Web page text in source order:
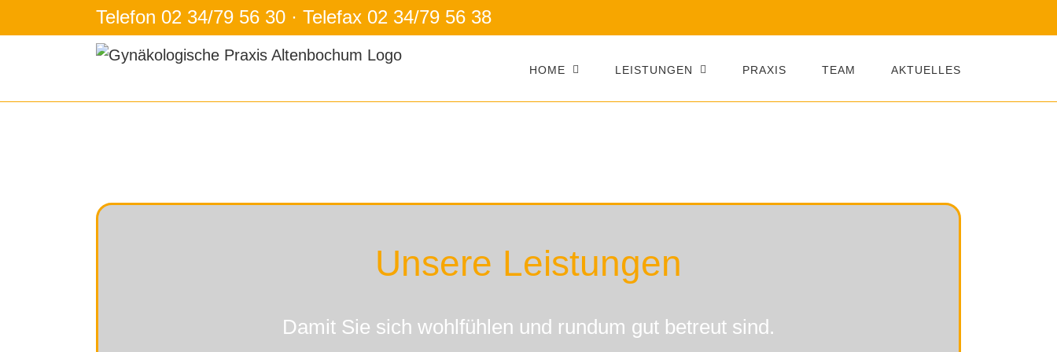
Inhalt
Telefon 02 34/79 56 30 · Telefax 02 34/79 56 38
HOME LEISTUNGEN PRAXIS TEAM AKTUELLES
Unsere Leistungen
Damit Sie sich wohlfühlen und rundum gut betreut sind.